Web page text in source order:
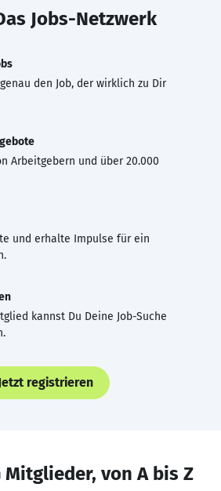
Jobs-Netzwerk
den Job, der wirklich zu Dir
Arbeitgebern und über 20.000
und erhalte Impulse für ein
kannst Du Deine Job-Suche
registrieren
Mitglieder, von A bis Z